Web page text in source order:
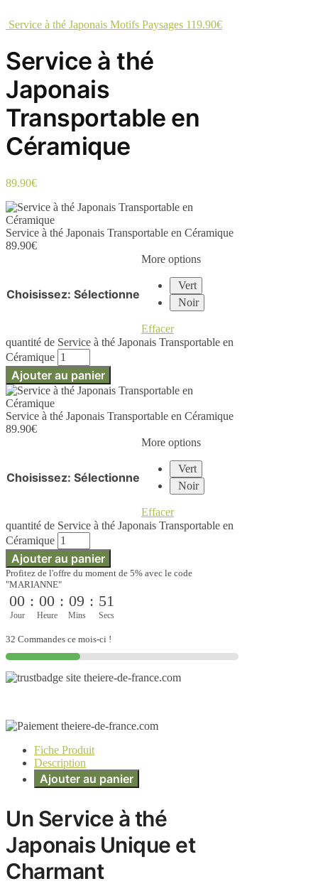
Service à thé Japonais Motifs Paysages 119.90€
Service à thé
Japonais
Transportable en
Céramique
89.90€
Service à thé Japonais Transportable en Céramique
89.90€
Choisissez: Sélectionne
More options
Vert
Noir
Effacer
quantité de Service à thé Japonais Transportable en
Céramique
Ajouter au panier
Service à thé Japonais Transportable en Céramique
89.90€
Choisissez: Sélectionne
More options
Vert
Noir
Effacer
quantité de Service à thé Japonais Transportable en
Céramique
Ajouter au panier
Profitez de l'offre du moment de 5% avec le code
"MARIANNE"
00
Jour
: 00
Heure
: 09
Mins
: 51
Secs
32 Commandes ce mois-ci !
Fiche Produit
Description
Ajouter au panier
Un Service à thé
Japonais Unique et
Charmant